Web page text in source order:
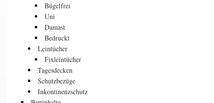
Bügelfrei
Uni
Damast
Bedruckt
Leintücher
Fixleintücher
Tagesdecken
Schutzbezüge
Inkontinenzschutz